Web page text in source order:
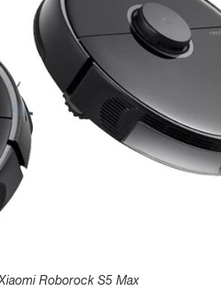
Roborock S5 Max